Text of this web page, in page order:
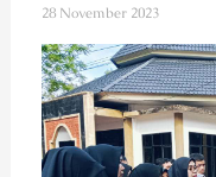
28 November 2023